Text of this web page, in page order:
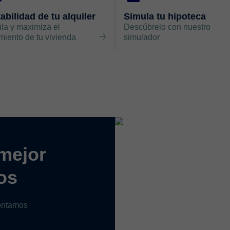
de tu alquiler
y maximiza el
de tu vivienda
Simula tu hipoteca
Descúbrelo con nuestro
simulador